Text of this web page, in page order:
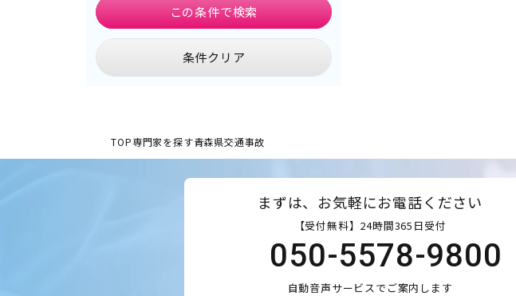
条件クリア
この条件で検索
TOP専門家を探す青森県交通事故
まずは、お気軽にお電話ください
【受付無料】24時間365日受付
050-5578-9800
自動音声サービスでご案内します